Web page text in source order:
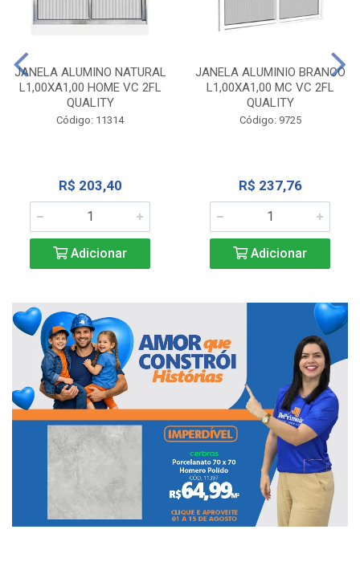
JANELA ALUMINO NATURAL
L1,00XA1,00 HOME VC 2FL
QUALITY
Código: 11314
R$ 203,40
Adicionar
JANELA ALUMINIO BRANCO
L1,00XA1,00 MC VC 2FL
QUALITY
Código: 9725
R$ 237,76
Adicionar